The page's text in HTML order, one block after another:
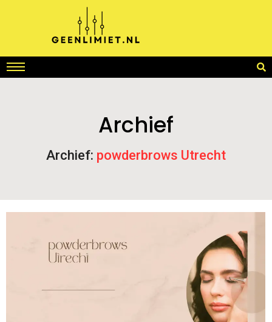
Archief
Archief: powderbrows Utrecht